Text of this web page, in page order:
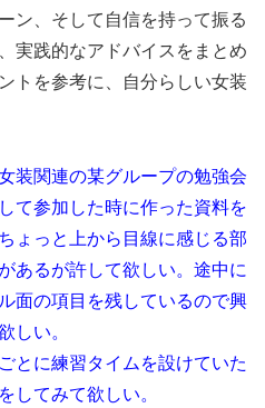
ン、そして自信を持って振る
実践的なアドバイスをまとめ
トを参考に、自分らしい女装
装関連の某グループの勉強会
て参加した時に作った資料を
ょっと上から目線に感じる部
あるが許して欲しい。途中に
面の項目を残しているので興
しい。
とに練習タイムを設けていた
してみて欲しい。